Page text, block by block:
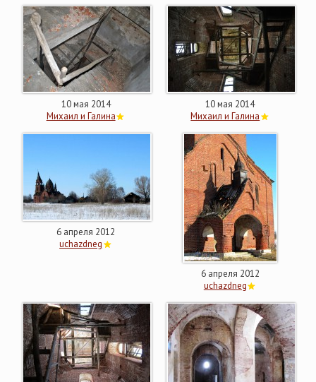
10 мая 2014
Михаил и Галина
10 мая 2014
Михаил и Галина
6 апреля 2012
uchazdneg
6 апреля 2012
uchazdneg